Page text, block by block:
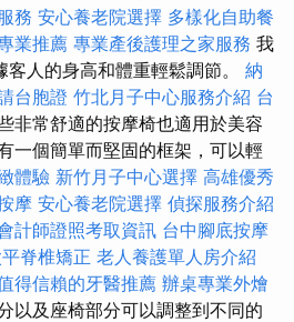
務 安心養老院選擇 多樣化自助餐
業推薦 專業產後護理之家服務 我
人的身高和體重輕鬆調節。 納
台胞證 竹北月子中心服務介紹 台
非常舒適的按摩椅也適用於美容
一個簡單而堅固的框架，可以輕
體驗 新竹月子中心選擇 高雄優秀
摩 安心養老院選擇 偵探服務介紹
計師證照考取資訊 台中腳底按摩
脊椎矯正 老人養護單人房介紹
得信賴的牙醫推薦 辦桌專業外燴
以及座椅部分可以調整到不同的